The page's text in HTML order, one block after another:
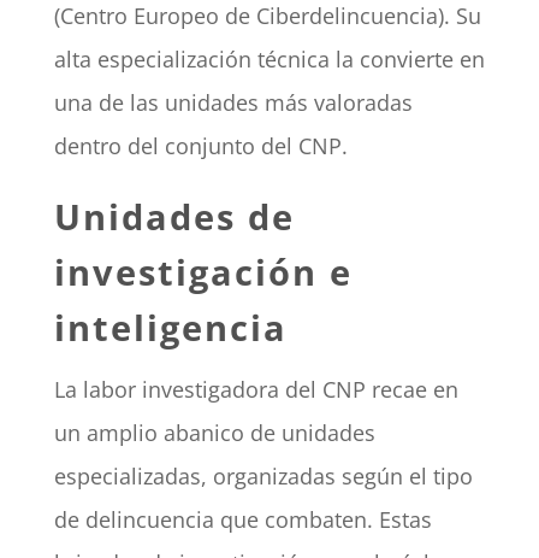
(Centro Europeo de Ciberdelincuencia). Su
alta especialización técnica la convierte en
una de las unidades más valoradas
dentro del conjunto del CNP.
Unidades de
investigación e
inteligencia
La labor investigadora del CNP recae en
un amplio abanico de unidades
especializadas, organizadas según el tipo
de delincuencia que combaten. Estas